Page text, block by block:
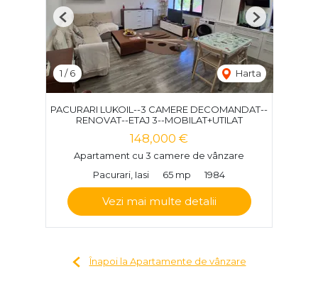
1 /6 Harta
Previous Next
PACURARI LUKOIL--3 CAMERE DECOMANDAT--
RENOVAT--ETAJ 3--MOBILAT+UTILAT
148,000 €
Apartament cu 3 camere de vânzare
Pacurari, Iasi
65 mp 1984
Vezi mai multe detalii
Înapoi la Apartamente de vânzare